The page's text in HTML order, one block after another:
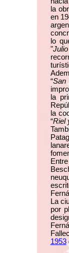
la
en
lo
"
“San
la
la
“Riel
La
por
1953